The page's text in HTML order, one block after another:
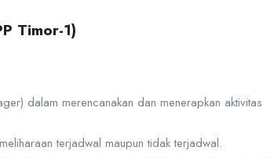
Timor-1)
dalam merencanakan dan menerapkan aktivitas
terjadwal maupun tidak terjadwal.